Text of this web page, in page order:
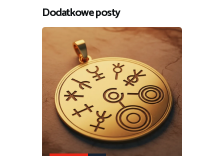
Dodatkowe posty